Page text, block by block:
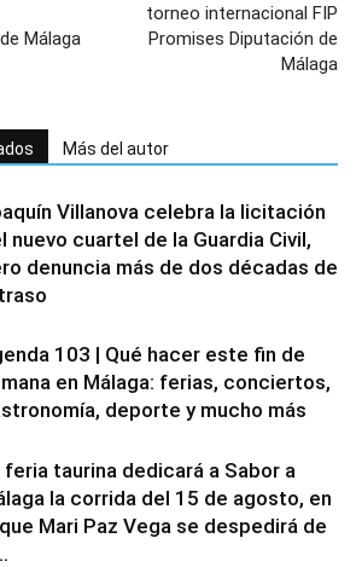
Málaga
torneo internacional FIP
Promises Diputación de
Málaga
Más del autor
Villanova celebra la licitación
nuevo cuartel de la Guardia Civil,
denuncia más de dos décadas de
103 | Qué hacer este fin de
en Málaga: ferias, conciertos,
deporte y mucho más
feria taurina dedicará a Sabor a
la corrida del 15 de agosto, en
Mari Paz Vega se despedirá de